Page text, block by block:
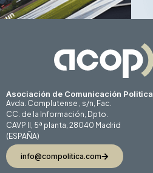
Asociación de Comunicación Politica
Avda. Complutense , s/n, Fac.
CC. de la Información, Dpto.
CAVP II, 5ª planta, 28040 Madrid
(ESPAÑA)
info@compolitica.com